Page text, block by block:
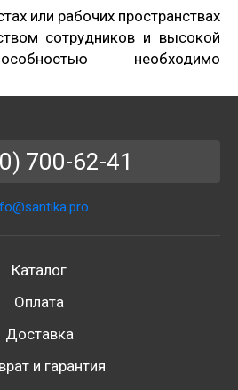
или рабочих пространствах
сотрудников и высокой
необходимо
сантехнику.
— оптимальное решение для
бывают общие
кранов. Обладает
сливами.
От двух и более раковин,
собой. Популярностью
700-62-41
Каталог
Оплата
Доставка
и гарантия